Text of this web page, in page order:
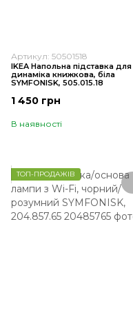
Артикул: 50501518
IKEA Напольна підставка для
динаміка книжкова, біла
SYMFONISK, 505.015.18
1 450 грн
В наявності
ТОП-ПРОДАЖІВ